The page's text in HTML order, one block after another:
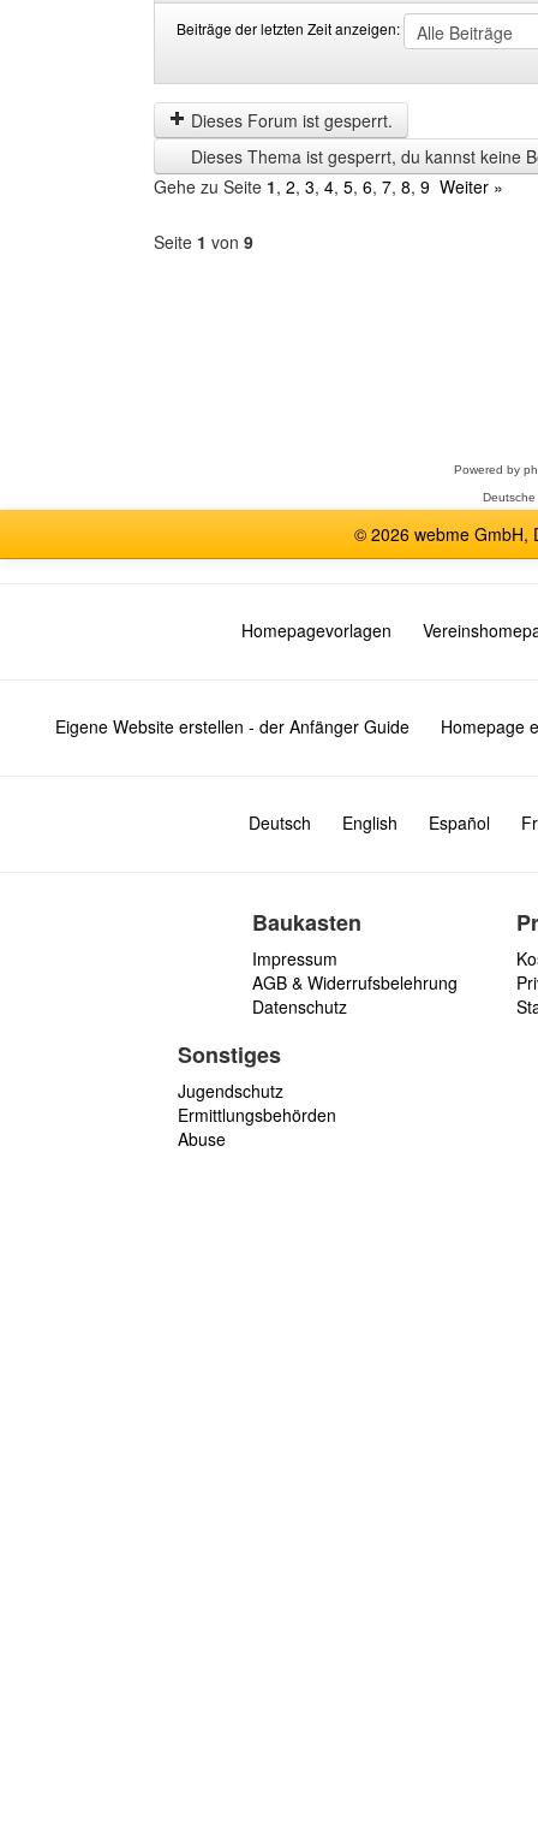
Beiträge der letzten Zeit anzeigen:
der
letzten
Zeit
anzeigen
by
Dieses Forum ist gesperrt.
Dieses Thema ist gesperrt, du kannst keine
Gehe zu Seite 1, 2, 3, 4, 5, 6, 7, 8, 9 Weiter »
Seite 1 von 9
Powered by
© 2026 webme GmbH,
Homepagevorlagen
Eigene Website erstellen - der Anfänger Guide Homepage
Deutsch English Español
Baukasten
Impressum
AGB & Widerrufsbelehrung
Datenschutz
Sonstiges
Jugendschutz
Ermittlungsbehörden
Abuse